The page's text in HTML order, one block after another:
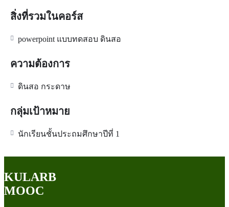
สิ่งที่รวมในคอร์ส
powerpoint แบบทดสอบ ดินสอ
ความต้องการ
ดินสอ กระดาษ
กลุ่มเป้าหมาย
นักเรียนชั้นประถมศึกษาปีที่ 1
KULARB
MOOC